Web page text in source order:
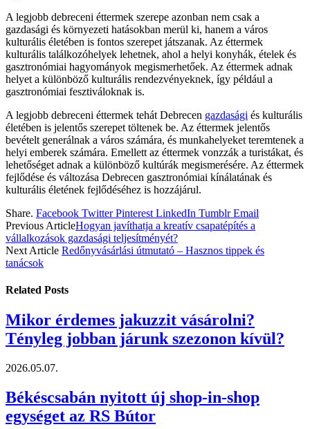
A legjobb debreceni éttermek szerepe azonban nem csak a
gazdasági és környezeti hatásokban merül ki, hanem a város
kulturális életében is fontos szerepet játszanak. Az éttermek
kulturális találkozóhelyek lehetnek, ahol a helyi konyhák, ételek és
gasztronómiai hagyományok megismerhetőek. Az éttermek adnak
helyet a különböző kulturális rendezvényeknek, így például a
gasztronómiai fesztiváloknak is.
A legjobb debreceni éttermek tehát Debrecen gazdasági és kulturális
életében is jelentős szerepet töltenek be. Az éttermek jelentős
bevételt generálnak a város számára, és munkahelyeket teremtenek a
helyi emberek számára. Emellett az éttermek vonzzák a turistákat, és
lehetőséget adnak a különböző kultúrák megismerésére. Az éttermek
fejlődése és változása Debrecen gasztronómiai kínálatának és
kulturális életének fejlődéséhez is hozzájárul.
Share. Facebook Twitter Pinterest LinkedIn Tumblr Email
Previous ArticleHogyan javíthatja a kreatív csapatépítés a
vállalkozások gazdasági teljesítményét?
Next Article Redőnyvásárlási útmutató – Hasznos tippek és
tanácsok
Related Posts
Mikor érdemes jakuzzit vásárolni?
Tényleg jobban járunk szezonon kívül?
2026.05.07.
Békéscsabán nyitott új shop-in-shop
egységet az RS Bútor